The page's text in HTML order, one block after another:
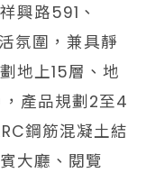
興路591、
氛圍，兼具靜
地上15層、地
產品規劃2至4
鋼筋混凝土結
大廳、閱覽